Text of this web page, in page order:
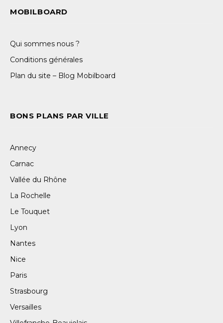
MOBILBOARD
Qui sommes nous ?
Conditions générales
Plan du site – Blog Mobilboard
BONS PLANS PAR VILLE
Annecy
Carnac
Vallée du Rhône
La Rochelle
Le Touquet
Lyon
Nantes
Nice
Paris
Strasbourg
Versailles